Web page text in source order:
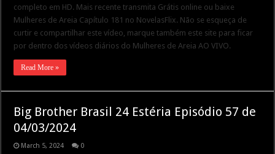
completo em HD. Mais recente transmita Grátis online ou baixe
Mulheres de Areia Capítulo 181 no NovelasFlix. Não se esqueça de
curtir e compartilhar este vídeo, marque também este site para ficar
por dentro dos vídeos diários do Mulheres de Areia AO VIVO.
Read More »
Big Brother Brasil 24 Estéria Episódio 57 de
04/03/2024
March 5, 2024 0